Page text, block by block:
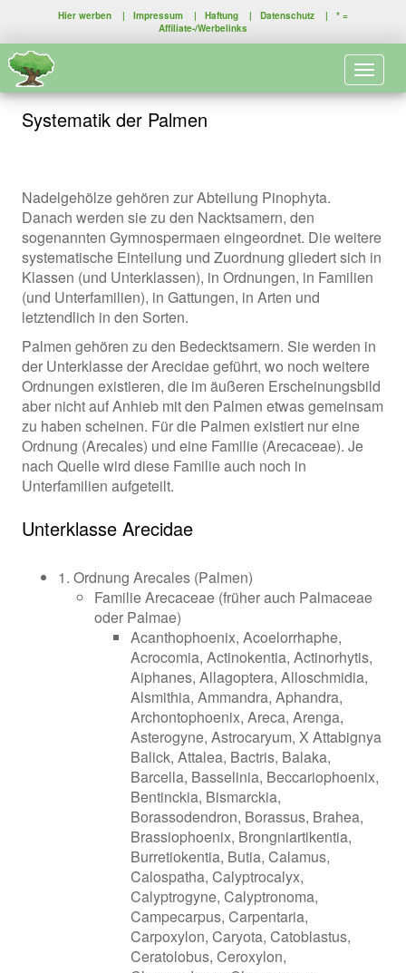
Hier werben | Impressum | Haftung | Datenschutz | * =
Affiliate-/Werbelinks
Systematik der Palmen
Nadelgehölze gehören zur Abteilung Pinophyta.
Danach werden sie zu den Nacktsamern, den
sogenannten Gymnospermaen eingeordnet. Die weitere
systematische Einteilung und Zuordnung gliedert sich in
Klassen (und Unterklassen), in Ordnungen, in Familien
(und Unterfamilien), in Gattungen, in Arten und
letztendlich in den Sorten.
Palmen gehören zu den Bedecktsamern. Sie werden in
der Unterklasse der Arecidae geführt, wo noch weitere
Ordnungen existieren, die im äußeren Erscheinungsbild
aber nicht auf Anhieb mit den Palmen etwas gemeinsam
zu haben scheinen. Für die Palmen existiert nur eine
Ordnung (Arecales) und eine Familie (Arecaceae). Je
nach Quelle wird diese Familie auch noch in
Unterfamilien aufgeteilt.
Unterklasse Arecidae
1. Ordnung Arecales (Palmen)
Familie Arecaceae (früher auch Palmaceae
oder Palmae)
Acanthophoenix, Acoelorrhaphe,
Acrocomia, Actinokentia, Actinorhytis,
Aiphanes, Allagoptera, Alloschmidia,
Alsmithia, Ammandra, Aphandra,
Archontophoenix, Areca, Arenga,
Asterogyne, Astrocaryum, X Attabignya
Balick, Attalea, Bactris, Balaka,
Barcella, Basselinia, Beccariophoenix,
Bentinckia, Bismarckia,
Borassodendron, Borassus, Brahea,
Brassiophoenix, Brongniartikentia,
Burretiokentia, Butia, Calamus,
Calospatha, Calyptrocalyx,
Calyptrogyne, Calyptronoma,
Campecarpus, Carpentaria,
Carpoxylon, Caryota, Catoblastus,
Ceratolobus, Ceroxylon,